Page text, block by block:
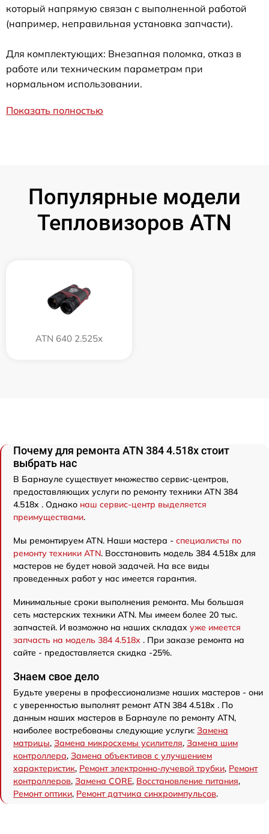
который напрямую связан с выполненной работой
(например, неправильная установка запчасти).
Для комплектующих: Внезапная поломка, отказ в
работе или техническим параметрам при
нормальном использовании.
Показать полностью
Популярные модели
Тепловизоров ATN
ATN 640 2.525x
Почему для ремонта ATN 384 4.518x стоит
выбрать нас
В Барнауле существует множество сервис-центров,
предоставляющих услуги по ремонту техники ATN 384
4.518x . Однако наш сервис-центр выделяется
преимуществами.
Мы ремонтируем ATN. Наши мастера - специалисты по
ремонту техники ATN. Восстановить модель 384 4.518x для
мастеров не будет новой задачей. На все виды
проведенных работ у нас имеется гарантия.
Минимальные сроки выполнения ремонта. Мы большая
сеть мастерских техники ATN. Мы имеем более 20 тыс.
запчастей. И возможно на наших складах уже имеется
запчасть на модель 384 4.518x . При заказе ремонта на
сайте - предоставляется скидка -25%.
Знаем свое дело
Будьте уверены в профессионализме наших мастеров - они
с уверенностью выполнят ремонт ATN 384 4.518x . По
данным наших мастеров в Барнауле по ремонту ATN,
наиболее востребованы следующие услуги: Замена
матрицы, Замена микросхемы усилителя, Замена шим
контроллера, Замена объективов с улучшением
характеристик, Ремонт электронно-лучевой трубки, Ремонт
контроллеров, Замена CORE, Восстановление питания,
Ремонт оптики, Ремонт датчика синхроимпульсов.